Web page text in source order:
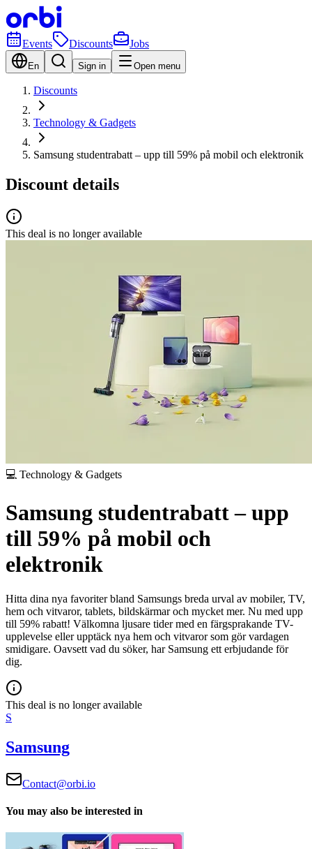
Events Discounts Jobs
En Sign in Open menu
Discounts
Technology & Gadgets
Samsung studentrabatt – upp till 59% på mobil och elektronik
Discount details
This deal is no longer available
💻 Technology & Gadgets
Samsung studentrabatt – upp
till 59% på mobil och
elektronik
Hitta dina nya favoriter bland Samsungs breda urval av mobiler, TV,
hem och vitvaror, tablets, bildskärmar och mycket mer. Nu med upp
till 59% rabatt! Välkomna ljusare tider med en färgsprakande TV-
upplevelse eller upptäck nya hem och vitvaror som gör vardagen
smidigare. Oavsett vad du söker, har Samsung ett erbjudande för
dig.
This deal is no longer available
S
Samsung
Contact@orbi.io
You may also be interested in